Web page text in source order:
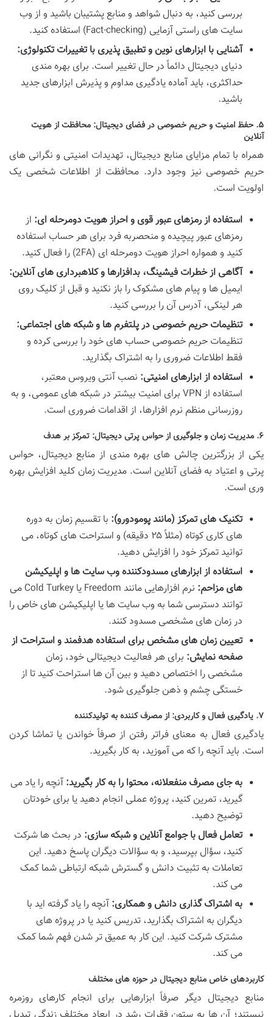
بررسی کنید، به دنبال شواهد و منابع پشتیبان باشید و از وب
سایت های راستی آزمایی (Fact-checking) استفاده کنید.
آشنایی با ابزارهای نوین و تطبیق پذیری با تغییرات تکنولوژی:
دنیای دیجیتال دائماً در حال تغییر است. برای بهره مندی
حداکثری، باید آماده یادگیری مداوم و پذیرش ابزارهای جدید
باشید.
۵. حفظ امنیت و حریم خصوصی در فضای دیجیتال: محافظت از هویت
آنلاین
همراه با تمام مزایای منابع دیجیتال، تهدیدات امنیتی و نگرانی های
حریم خصوصی نیز وجود دارد. محافظت از اطلاعات شخصی یک
اولویت است.
استفاده از رمزهای عبور قوی و احراز هویت دومرحله ای: از
رمزهای عبور پیچیده و منحصربه فرد برای هر حساب استفاده
کنید و همواره احراز هویت دومرحله ای (2FA) را فعال کنید.
آگاهی از خطرات فیشینگ، بدافزارها و کلاهبرداری های آنلاین:
ایمیل ها و پیام های مشکوک را باز نکنید و قبل از کلیک روی
هر لینکی، آدرس آن را بررسی کنید.
تنظیمات حریم خصوصی در پلتفرم ها و شبکه های اجتماعی:
تنظیمات حریم خصوصی حساب های خود را بررسی کرده و
فقط اطلاعات ضروری را به اشتراک بگذارید.
استفاده از ابزارهای امنیتی: نصب آنتی ویروس معتبر،
استفاده از VPN برای امنیت بیشتر در شبکه های عمومی، و به
روزرسانی منظم نرم افزارها، از اقدامات ضروری است.
۶. مدیریت زمان و جلوگیری از حواس پرتی دیجیتال: تمرکز بر هدف
یکی از بزرگترین چالش های بهره مندی از منابع دیجیتال، حواس
پرتی و اعتیاد به فضای آنلاین است. مدیریت زمان کلید افزایش بهره
وری است.
تکنیک های تمرکز (مانند پومودورو): با تقسیم زمان به دوره
های کاری کوتاه (مثلاً ۲۵ دقیقه) و استراحت های کوتاه، می
توانید تمرکز خود را افزایش دهید.
استفاده از ابزارهای مسدودکننده وب سایت ها و اپلیکیشن
های مزاحم:
نرم افزارهایی مانند Freedom یا Cold Turkey می
توانند دسترسی شما به وب سایت ها یا اپلیکیشن های خاص را
در زمان های مشخصی مسدود کنند.
تعیین زمان های مشخص برای استفاده هدفمند و استراحت از
صفحه نمایش: برای هر فعالیت دیجیتالی خود، زمان
مشخصی را اختصاص دهید و بین آن ها استراحت کنید تا از
خستگی چشم و ذهن جلوگیری شود.
۷. یادگیری فعال و کاربردی: از مصرف کننده به تولیدکننده
یادگیری فعال به معنای فراتر رفتن از صرفاً خواندن یا تماشا کردن
است. باید آنچه را که می آموزید، به کار بگیرید.
به جای مصرف منفعلانه، محتوا را به کار بگیرید: آنچه را یاد می
گیرید، تمرین کنید، پروژه عملی انجام دهید یا برای خودتان
توضیح دهید.
تعامل فعال با جوامع آنلاین و شبکه سازی: در بحث ها شرکت
کنید، سؤال بپرسید، و به سؤالات دیگران پاسخ دهید. این
تعاملات به تثبیت دانش و گسترش شبکه ارتباطی شما کمک
می کند.
به اشتراک گذاری دانش و همکاری: آنچه را یاد گرفته اید با
دیگران به اشتراک بگذارید، تدریس کنید یا در پروژه های
مشترک شرکت کنید. این کار به عمیق تر شدن فهم شما کمک
می کند.
کاربردهای خاص منابع دیجیتال در حوزه های مختلف
منابع دیجیتال دیگر صرفاً ابزارهایی برای انجام کارهای روزمره